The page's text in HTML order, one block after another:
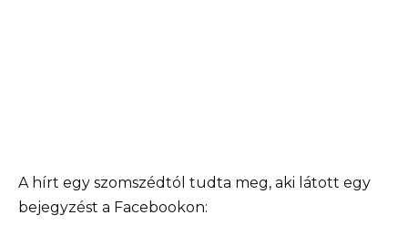
A hírt egy szomszédtól tudta meg, aki látott egy
bejegyzést a Facebookon: